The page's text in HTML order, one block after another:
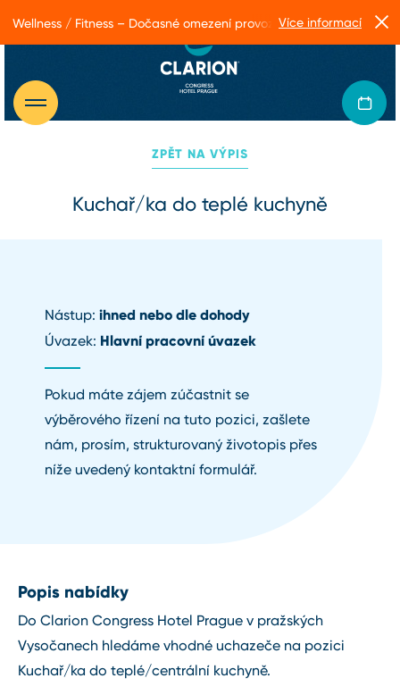
ZPĚT NA VÝPIS
Kuchař/ka do teplé kuchyně
Nástup: ihned nebo dle dohody
Úvazek: Hlavní pracovní úvazek
Pokud máte zájem zúčastnit se
výběrového řízení na tuto pozici, zašlete
nám, prosím, strukturovaný životopis přes
níže uvedený kontaktní formulář.
Popis nabídky
Do Clarion Congress Hotel Prague v pražských
Vysočanech hledáme vhodné uchazeče na pozici
Kuchař/ka do teplé/centrální kuchyně.
Wellness / Fitness – Dočasné omezení provozuVíce informací